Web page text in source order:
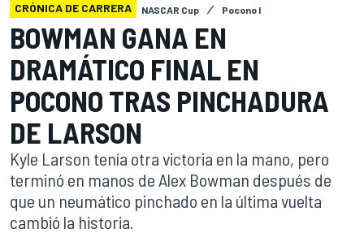
CRÓNICA DE CARRERA NASCAR Cup Pocono I
BOWMAN GANA EN
DRAMÁTICO FINAL EN
POCONO TRAS PINCHADURA
DE LARSON
Kyle Larson tenía otra victoria en la mano, pero
terminó en manos de Alex Bowman después de
que un neumático pinchado en la última vuelta
cambió la historia.